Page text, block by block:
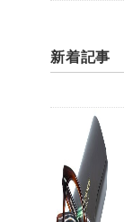
新着記事